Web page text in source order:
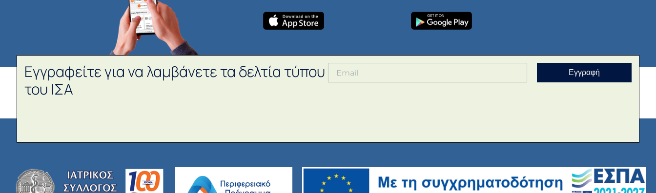
Εγγραφείτε για να λαμβάνετε τα δελτία τύπου
του ΙΣΑ
Εγγραφή